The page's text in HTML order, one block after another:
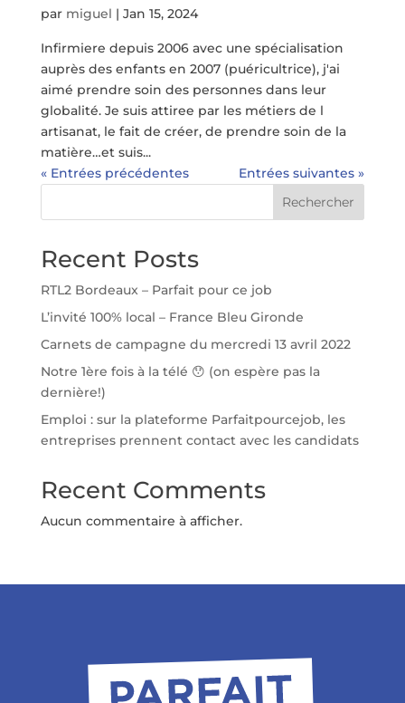
par miguel | Jan 15, 2024
Infirmiere depuis 2006 avec une spécialisation
auprès des enfants en 2007 (puéricultrice), j'ai
aimé prendre soin des personnes dans leur
globalité. Je suis attiree par les métiers de l
artisanat, le fait de créer, de prendre soin de la
matière…et suis...
« Entrées précédentes
Entrées suivantes »
Rechercher
Recent Posts
RTL2 Bordeaux – Parfait pour ce job
L’invité 100% local – France Bleu Gironde
Carnets de campagne du mercredi 13 avril 2022
Notre 1ère fois à la télé 😯 (on espère pas la
dernière!)
Emploi : sur la plateforme Parfaitpourcejob, les
entreprises prennent contact avec les candidats
Recent Comments
Aucun commentaire à afficher.